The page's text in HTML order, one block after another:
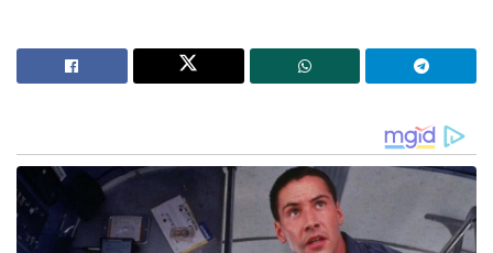
2025 തടസമില്ലാതെ തത്സമയം ആസ്വദിക്കാൻ
സാധിക്കും. എങ്കിലും, ഈ ഓഫർ പരിമിതമായ
ബി‌എസ്‌എൻ‌എൽ ആപ്പ് വഴിയോ ഓൺ‌ലൈൻ
വഴിയോ ഉടൻ റീച്ചാർജ് ചെയ്യുക.
ഈ പ്ലാനിൽ നിങ്ങൾക്ക് പരിധിയില്ലാത്ത കോളിംഗ്